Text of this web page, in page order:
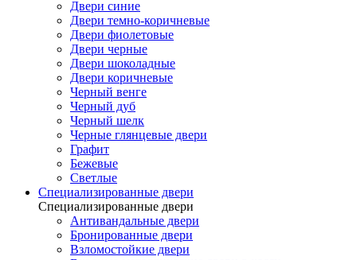
Двери синие
Двери темно-коричневые
Двери фиолетовые
Двери черные
Двери шоколадные
Двери коричневые
Черный венге
Черный дуб
Черный шелк
Черные глянцевые двери
Графит
Бежевые
Светлые
Специализированные двери
Специализированные двери
Антивандальные двери
Бронированные двери
Взломостойкие двери